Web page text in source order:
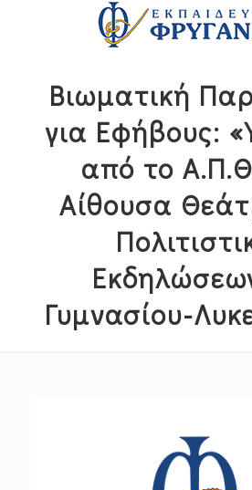
Βιωματική
για Εφήβους:
από το
Αίθουσα
Γυμνασίου-